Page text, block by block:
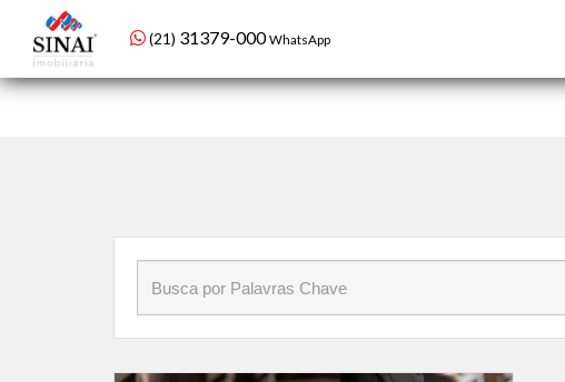
(21) 98479-1934WhatsApp setor de condomínios
Início » Blog»como ter segurança em condominios